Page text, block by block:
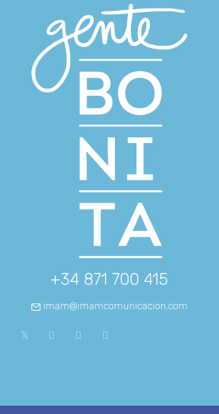
+34 871 700 415
imam@imamcomunicacion.com